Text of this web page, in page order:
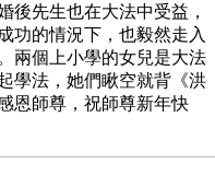
後先生也在大法中受益，
功的情況下，也毅然走入
兩個上小學的女兒是大法
學法，她們瞅空就背《洪
恩師尊，祝師尊新年快